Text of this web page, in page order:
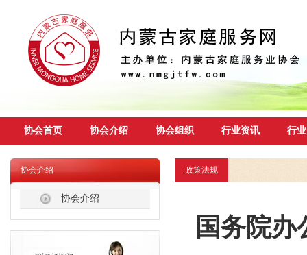
协会首页 协会介绍 协会组织 行业资讯 行
协会介绍
协会介绍
政策法规
国务院